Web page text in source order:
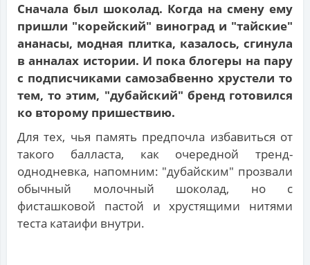
Сначала был шоколад. Когда на смену ему
пришли "корейский" виноград и "тайские"
ананасы, модная плитка, казалось, сгинула
в анналах истории. И пока блогеры на пару
с подписчиками самозабвенно хрустели то
тем, то этим, "дубайский" бренд готовился
ко второму пришествию.
Для тех, чья память предпочла избавиться от
такого балласта, как очередной тренд-
однодневка, напомним: "дубайским" прозвали
обычный молочный шоколад, но с
фисташковой пастой и хрустящими нитями
теста катаифи внутри.